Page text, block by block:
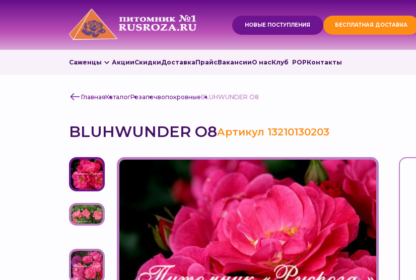
НОВЫЕ ПОСТУПЛЕНИЯ БЕСПЛАТНАЯ ДОСТАВКА
Саженцы АкцииСкидкиДоставкаПрайсВакансииО насКлуб РОРКонтакты
ГлавнаяКаталогРозапочвопокровныеBLUHWUNDER O8
BLUHWUNDER O8Артикул 13210130203